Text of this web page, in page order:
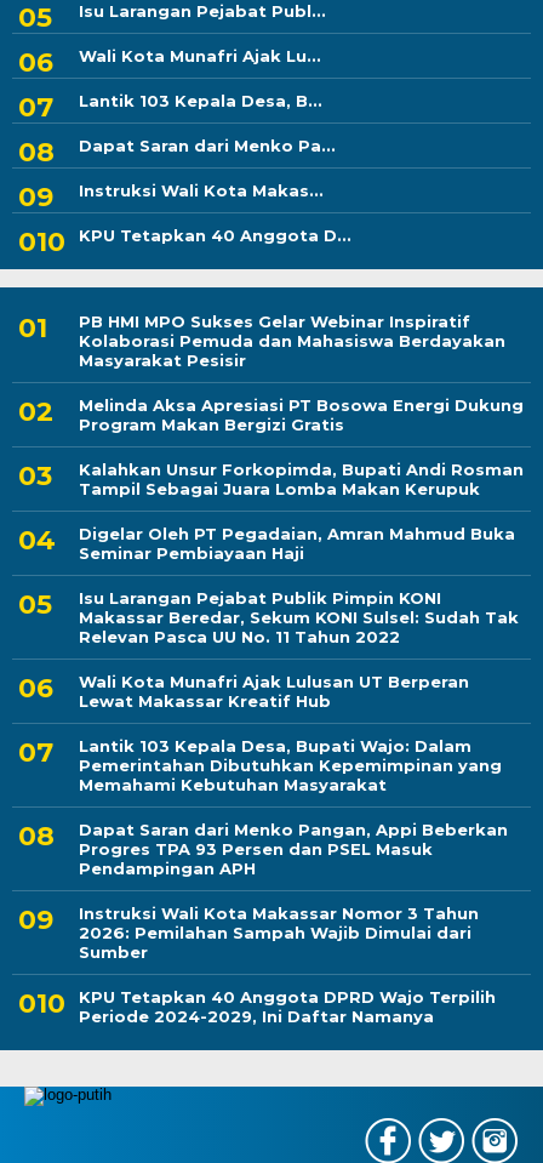
Isu Larangan Pejabat Publ...
Wali Kota Munafri Ajak Lu...
Lantik 103 Kepala Desa, B...
Dapat Saran dari Menko Pa...
Instruksi Wali Kota Makas...
KPU Tetapkan 40 Anggota D...
PB HMI MPO Sukses Gelar Webinar Inspiratif
Kolaborasi Pemuda dan Mahasiswa Berdayakan
Masyarakat Pesisir
Melinda Aksa Apresiasi PT Bosowa Energi Dukung
Program Makan Bergizi Gratis
Kalahkan Unsur Forkopimda, Bupati Andi Rosman
Tampil Sebagai Juara Lomba Makan Kerupuk
Digelar Oleh PT Pegadaian, Amran Mahmud Buka
Seminar Pembiayaan Haji
Isu Larangan Pejabat Publik Pimpin KONI
Makassar Beredar, Sekum KONI Sulsel: Sudah Tak
Relevan Pasca UU No. 11 Tahun 2022
Wali Kota Munafri Ajak Lulusan UT Berperan
Lewat Makassar Kreatif Hub
Lantik 103 Kepala Desa, Bupati Wajo: Dalam
Pemerintahan Dibutuhkan Kepemimpinan yang
Memahami Kebutuhan Masyarakat
Dapat Saran dari Menko Pangan, Appi Beberkan
Progres TPA 93 Persen dan PSEL Masuk
Pendampingan APH
Instruksi Wali Kota Makassar Nomor 3 Tahun
2026: Pemilahan Sampah Wajib Dimulai dari
Sumber
KPU Tetapkan 40 Anggota DPRD Wajo Terpilih
Periode 2024-2029, Ini Daftar Namanya